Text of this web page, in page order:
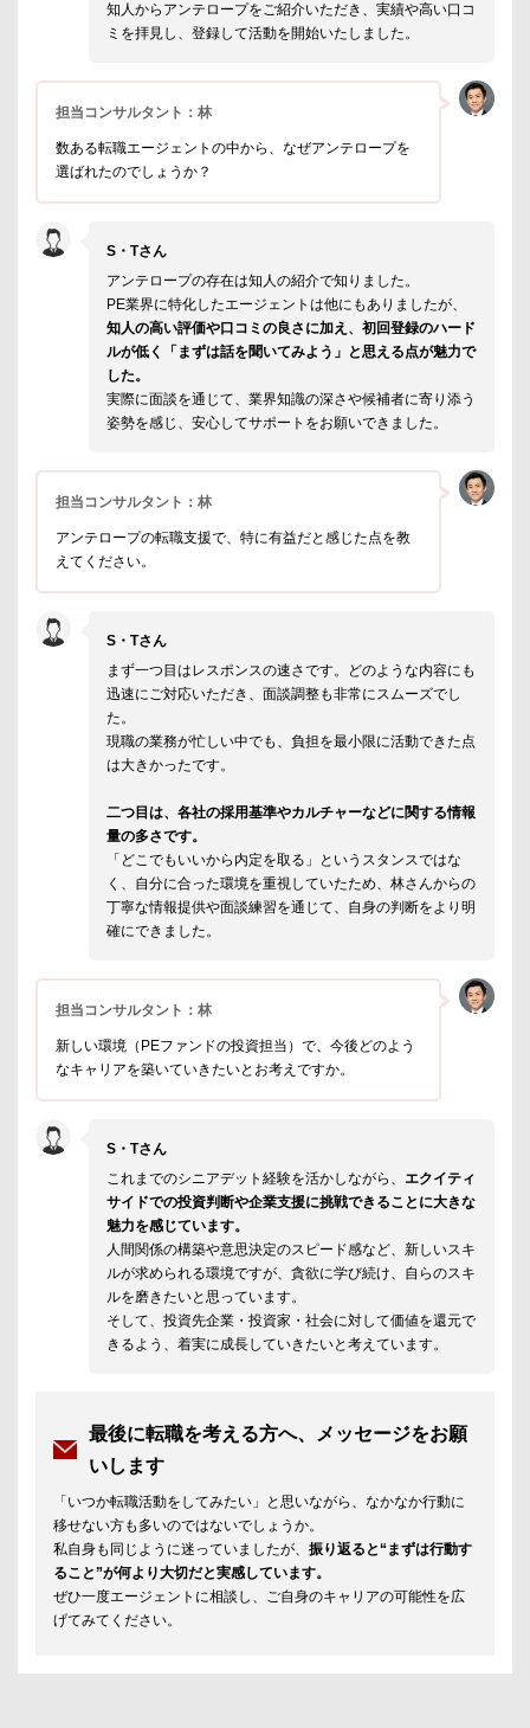
知人からアンテロープをご紹介いただき、実績や高い口コ
ミを拝見し、登録して活動を開始いたしました。
担当コンサルタント：林
数ある転職エージェントの中から、なぜアンテロープを
選ばれたのでしょうか？
S・Tさん
アンテロープの存在は知人の紹介で知りました。
PE業界に特化したエージェントは他にもありましたが、
知人の高い評価や口コミの良さに加え、初回登録のハード
ルが低く「まずは話を聞いてみよう」と思える点が魅力で
した。
実際に面談を通じて、業界知識の深さや候補者に寄り添う
姿勢を感じ、安心してサポートをお願いできました。
担当コンサルタント：林
アンテロープの転職支援で、特に有益だと感じた点を教
えてください。
S・Tさん
まず一つ目はレスポンスの速さです。どのような内容にも
迅速にご対応いただき、面談調整も非常にスムーズでし
た。
現職の業務が忙しい中でも、負担を最小限に活動できた点
は大きかったです。
二つ目は、各社の採用基準やカルチャーなどに関する情報
量の多さです。
「どこでもいいから内定を取る」というスタンスではな
く、自分に合った環境を重視していたため、林さんからの
丁寧な情報提供や面談練習を通じて、自身の判断をより明
確にできました。
担当コンサルタント：林
新しい環境（PEファンドの投資担当）で、今後どのよう
なキャリアを築いていきたいとお考えですか。
S・Tさん
これまでのシニアデット経験を活かしながら、 エクイティ
サイドでの投資判断や企業支援に挑戦できることに大きな
魅力を感じています。
人間関係の構築や意思決定のスピード感など、新しいスキ
ルが求められる環境ですが、貪欲に学び続け、自らのスキ
ルを磨きたいと思っています。
そして、投資先企業・投資家・社会に対して価値を還元で
きるよう、着実に成長していきたいと考えています。
最後に転職を考える方へ、メッセージをお願
いします
「いつか転職活動をしてみたい」と思いながら、なかなか行動に
移せない方も多いのではないでしょうか。
私自身も同じように迷っていましたが、 振り返ると“まずは行動す
ること”が何より大切だと実感しています。
ぜひ一度エージェントに相談し、ご自身のキャリアの可能性を広
げてみてください。